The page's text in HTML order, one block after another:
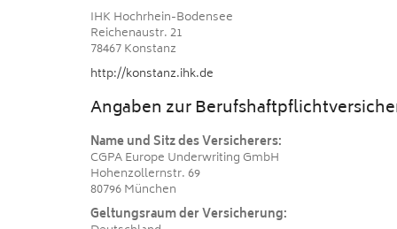
IHK Hochrhein-Bodensee
Reichenaustr. 21
78467 Konstanz
http://konstanz.ihk.de
Angaben zur
Name und Sitz des Versicherers:
CGPA Europe Underwriting GmbH
Hohenzollernstr. 69
80796 München
Geltungsraum der Versicherung: